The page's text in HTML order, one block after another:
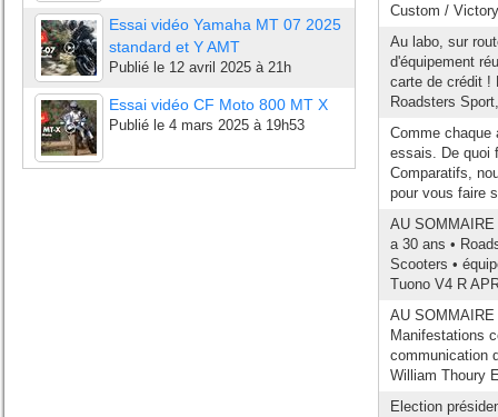
Essai vidéo Yamaha MT 07 2025
standard et Y AMT
Publié le 12 avril 2025 à 21h
Essai vidéo CF Moto 800 MT X
Publié le 4 mars 2025 à 19h53
Custom /
Au labo, sur
d'équipement
carte de crédit !
Roadsters
Comme chaque
essais. De quoi
Comparatifs,
pour vous faire
AU SOMMAIRE
a 30 ans •
Scooters •
Tuono V4 R
AU SOMMAIRE
Manifestations
communication
William Thoury
Election